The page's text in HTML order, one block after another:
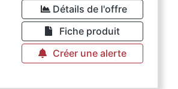
Détails de l'offre
Fiche produit
Créer une alerte